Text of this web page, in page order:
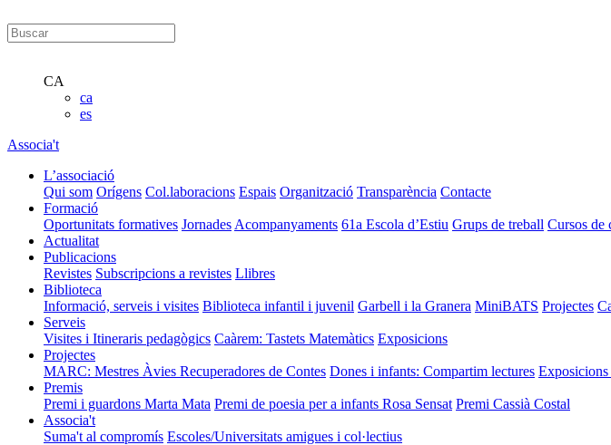
CA
ca
es
Associa't
L’associació
Qui som Orígens Col.laboracions Espais Organització Transparència Contacte
Formació
Oportunitats formatives Jornades Acompanyaments 61a Escola d’Estiu Grups de treball Cursos de
Actualitat
Publicacions
Revistes Subscripcions a revistes Llibres
Biblioteca
Informació, serveis i visites Biblioteca infantil i juvenil Garbell i la Granera MiniBATS Projectes
Serveis
Visites i Itineraris pedagògics Caàrem: Tastets Matemàtics Exposicions
Projectes
MARC: Mestres Àvies Recuperadores de Contes Dones i infants: Compartim lectures
Premis
Premi i guardons Marta Mata Premi de poesia per a infants Rosa Sensat Premi Cassià Costal
Associa't
Suma't al compromís Escoles/Universitats amigues i col·lectius